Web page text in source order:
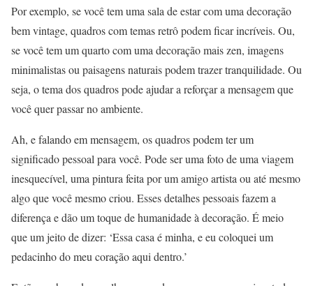
Por exemplo, se você tem uma sala de estar com uma decoração
bem vintage, quadros com temas retrô podem ficar incríveis. Ou,
se você tem um quarto com uma decoração mais zen, imagens
minimalistas ou paisagens naturais podem trazer tranquilidade. Ou
seja, o tema dos quadros pode ajudar a reforçar a mensagem que
você quer passar no ambiente.
Ah, e falando em mensagem, os quadros podem ter um
significado pessoal para você. Pode ser uma foto de uma viagem
inesquecível, uma pintura feita por um amigo artista ou até mesmo
algo que você mesmo criou. Esses detalhes pessoais fazem a
diferença e dão um toque de humanidade à decoração. É meio
que um jeito de dizer: ‘Essa casa é minha, e eu coloquei um
pedacinho do meu coração aqui dentro.’